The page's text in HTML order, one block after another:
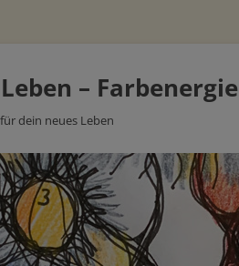
– Farbenergie
dein neues Leben